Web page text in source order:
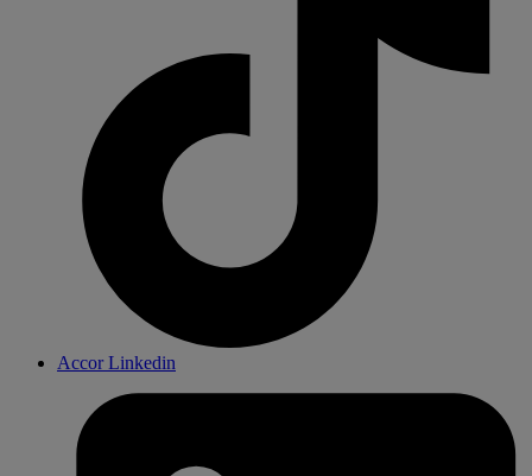
Accor Linkedin